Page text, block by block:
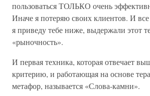
пользоваться ТОЛЬКО очень
Иначе я потеряю своих клиентов. И
я приведу тебе ниже, выдержали этот
«рыночность».
И первая техника, которая отвечает
критерию, и работающая на основе
метафор, называется «Слова-камни».